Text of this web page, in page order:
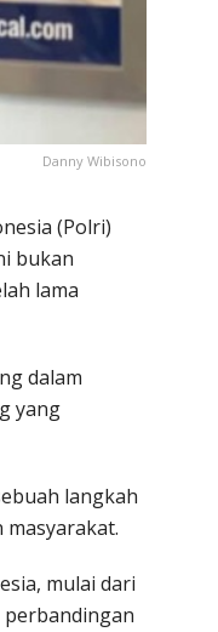
Danny Wibisono
(Polri)
bukan
lama
dalam
yang
langkah
mulai dari